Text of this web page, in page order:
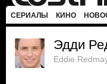
СЕРИАЛЫ КИНО
Эдди
Eddie